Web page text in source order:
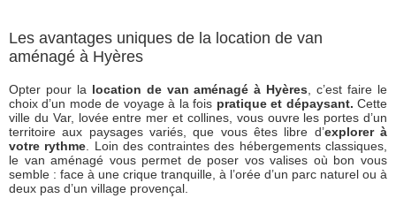
Les avantages uniques de la location de van
aménagé à Hyères
Opter pour la location de van aménagé à Hyères , c’est faire le
choix d’un mode de voyage à la fois pratique et dépaysant. Cette
ville du Var, lovée entre mer et collines, vous ouvre les portes d’un
territoire aux paysages variés, que vous êtes libre d’explorer à
votre rythme . Loin des contraintes des hébergements classiques,
le van aménagé vous permet de poser vos valises où bon vous
semble : face à une crique tranquille, à l’orée d’un parc naturel ou à
deux pas d’un village provençal.